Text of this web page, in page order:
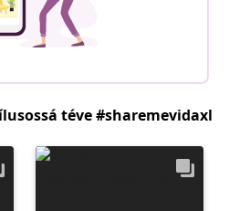
téve #sharemevidaxl